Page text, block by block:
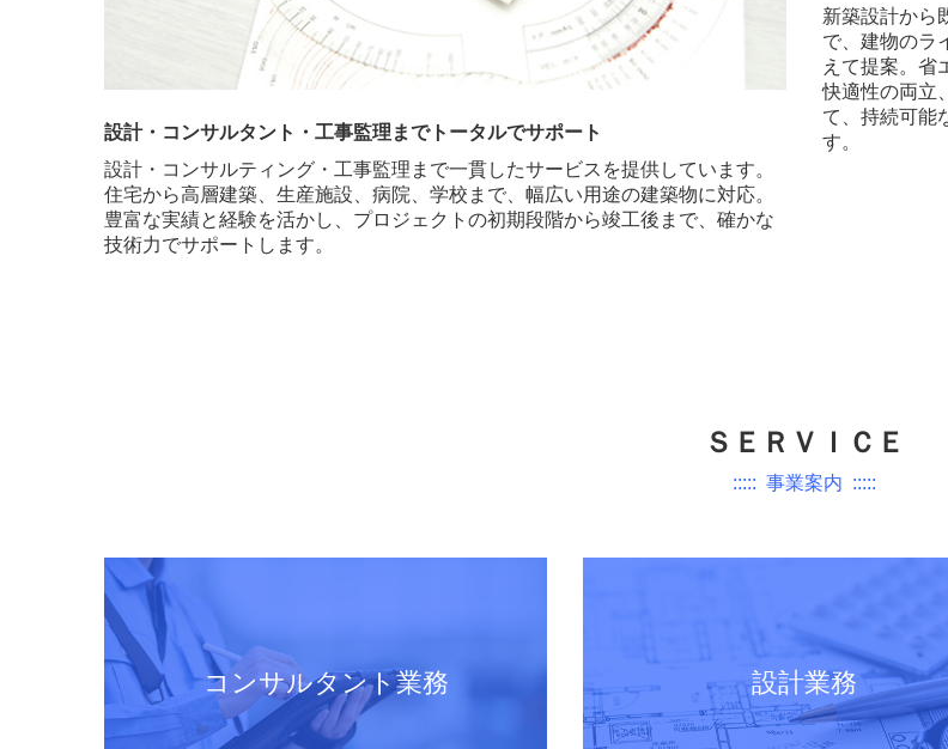
設計・コンサルタント・工事監理までトータルでサポート
設計・コンサルティング・工事監理まで一貫したサービスを提供しています。
住宅から高層建築、生産施設、病院、学校まで、幅広い用途の建築物に対応。
豊富な実績と経験を活かし、プロジェクトの初期段階から竣工後まで、確かな
技術力でサポートします。
新築設計から
で、建物のラ
えて提案。省
快適性の両立
て、持続可能
す。
ＳＥＲＶＩＣＥ
::::: 事業案内 :::::
コンサルタント業務 設計業務